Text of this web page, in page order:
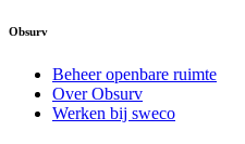
Obsurv
Beheer openbare ruimte
Over Obsurv
Werken bij sweco